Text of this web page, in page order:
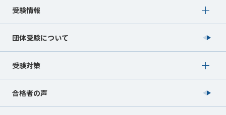
受験情報
Show submenu for 受験情報
団体受験について
受験対策
Show submenu for 受験対策
合格者の声